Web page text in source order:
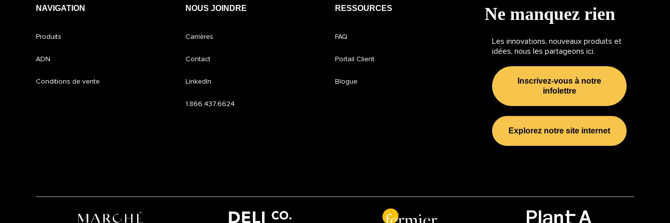
NAVIGATION
Produits
ADN
Conditions de vente
NOUS JOINDRE
Carrières
Contact
LinkedIn
1.866.437.6624
RESSOURCES
FAQ
Portail Client
Blogue
Ne manquez rien
Les innovations, nouveaux produits et
idées, nous les partageons ici.
Inscrivez-vous à notre
infolettre
Explorez notre site internet